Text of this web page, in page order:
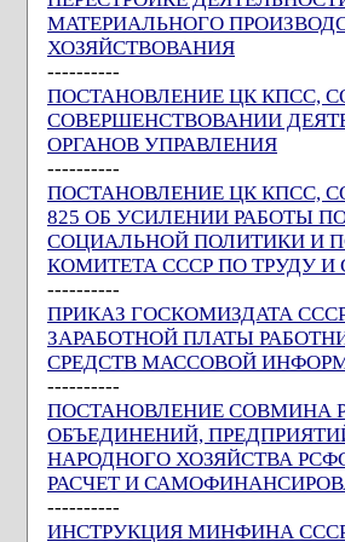
МАТЕРИАЛЬНОГО
ХОЗЯЙСТВОВАНИЯ
----------
ПОСТАНОВЛЕНИЕ ЦК КПСС,
СОВЕРШЕНСТВОВАНИИ
ОРГАНОВ УПРАВЛЕНИЯ
----------
ПОСТАНОВЛЕНИЕ ЦК КПСС,
825 ОБ УСИЛЕНИИ РАБОТЫ
СОЦИАЛЬНОЙ ПОЛИТИКИ И
КОМИТЕТА СССР ПО ТРУДУ
----------
ПРИКАЗ ГОСКОМИЗДАТА
ЗАРАБОТНОЙ ПЛАТЫ
СРЕДСТВ МАССОВОЙ
----------
ПОСТАНОВЛЕНИЕ СОВМИНА
ОБЪЕДИНЕНИЙ,
НАРОДНОГО ХОЗЯЙСТВА
РАСЧЕТ И
----------
ИНСТРУКЦИЯ МИНФИНА СССР